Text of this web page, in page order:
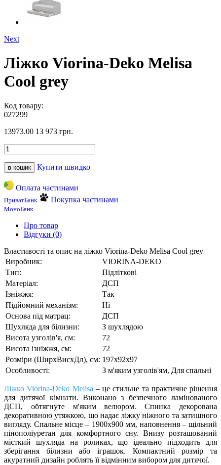
Next
Ліжко Viorina-Deko Melisa
Cool grey
Код товару:
027299
13973.00 13 973 грн.
в кошик Купити швидко
Оплата частинами
ПриватБанк Покупка частинами
МоноБанк
Про товар
Відгуки (0)
Властивості та опис на ліжко Viorina-Deko Melisa Cool grey
Виробник:
VIORINA-DEKO
Тип:
Підліткові
Матеріал:
ДСП
Ізніжжя:
Так
Підйомний механізм:
Ні
Основа під матрац:
ДСП
Шухляда для білизни:
З шухлядою
Висота узголів'я, см:
72
Висота ізніжжя, см:
72
Розміри (ШирxВисxДл), см: 197х92х97
Особливості:
З м'яким узголів'ям, Для спальні
Ліжко Viorina-Deko Melisa – це стильне та практичне рішення
для дитячої кімнати. Виконано з безпечного ламінованого
ДСП, обтягнуте м'яким велюром. Спинка декорована
декоративною утяжкою, що надає ліжку ніжного та затишного
вигляду. Спальне місце – 1900х900 мм, наповнення – щільний
пінополіуретан для комфортного сну. Внизу розташований
місткий шухляда на роликах, що ідеально підходить для
зберігання білизни або іграшок. Компактний розмір та
акуратний дизайн роблять її відмінним вибором для дитячої.